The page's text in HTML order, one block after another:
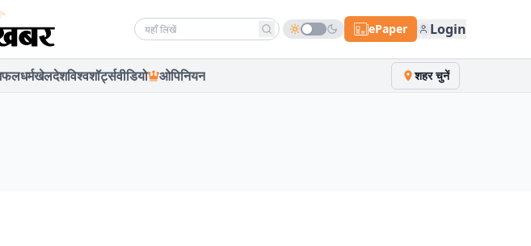
Search news ePaper Login
धर्मखेलदेशविश्वशॉर्ट्सवीडियो ओपिनियन शहर चुनें